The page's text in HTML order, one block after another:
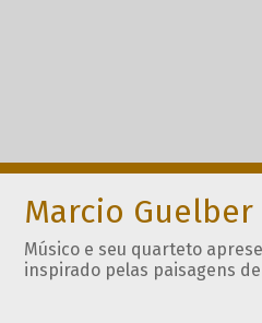
Marcio
Músico e seu quarteto
inspirado pelas paisagens